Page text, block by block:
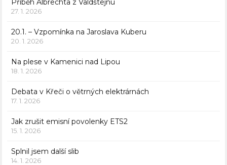
Příběh Albrechta z Valdštejnu
27. 1. 2026
20.1. – Vzpomínka na Jaroslava Kuberu
20. 1. 2026
Na plese v Kamenici nad Lipou
18. 1. 2026
Debata v Křeči o větrných elektrárnách
17. 1. 2026
Jak zrušit emisní povolenky ETS2
15. 1. 2026
Splnil jsem další slib
14. 1. 2026